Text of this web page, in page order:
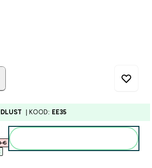
| KOOD: EE35
price
€‎